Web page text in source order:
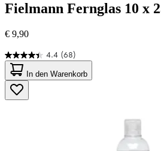
Fielmann Fernglas 10 x
€ 9,90
4.4 (68)
4.4
von
5
Sternen.
68
In den Warenkorb